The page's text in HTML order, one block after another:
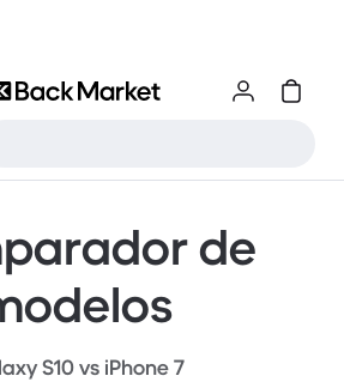
de
S10 vs iPhone 7